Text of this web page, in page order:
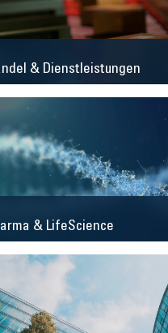
& Dienstleistungen
& LifeScience